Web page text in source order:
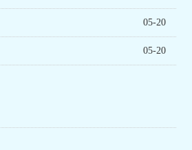
05-20
05-20